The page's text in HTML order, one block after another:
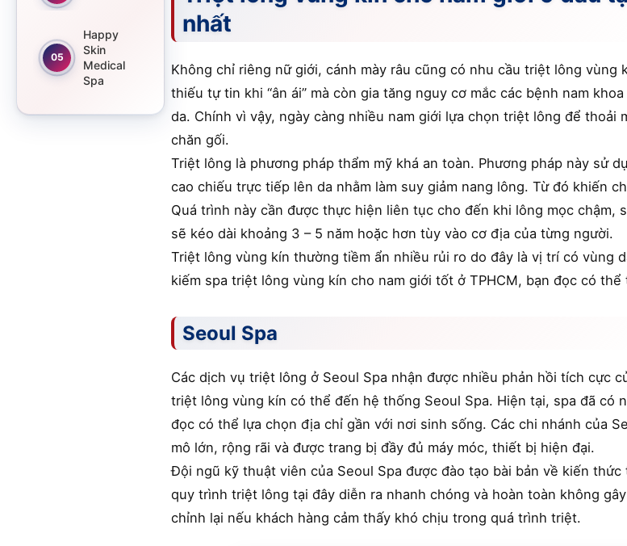
05
Happy
Skin
Medical
Spa
nhất
Không chỉ riêng nữ giới, cánh mày râu cũng có nhu cầu triệt lông vùng
thiếu tự tin khi “ân ái” mà còn gia tăng nguy cơ mắc các bệnh nam
da. Chính vì vậy, ngày càng nhiều nam giới lựa chọn triệt lông để
chăn gối.
Triệt lông là phương pháp thẩm mỹ khá an toàn. Phương pháp này sử
cao chiếu trực tiếp lên da nhằm làm suy giảm nang lông. Từ đó khiến
Quá trình này cần được thực hiện liên tục cho đến khi lông mọc chậm,
sẽ kéo dài khoảng 3 – 5 năm hoặc hơn tùy vào cơ địa của từng người.
Triệt lông vùng kín thường tiềm ẩn nhiều rủi ro do đây là vị trí có vùng
kiếm spa triệt lông vùng kín cho nam giới tốt ở TPHCM, bạn đọc có thể
Seoul Spa
Các dịch vụ triệt lông ở Seoul Spa nhận được nhiều phản hồi tích cực
triệt lông vùng kín có thể đến hệ thống Seoul Spa. Hiện tại, spa đã có
đọc có thể lựa chọn địa chỉ gần với nơi sinh sống. Các chi nhánh của
mô lớn, rộng rãi và được trang bị đầy đủ máy móc, thiết bị hiện đại.
Đội ngũ kỹ thuật viên của Seoul Spa được đào tạo bài bản về kiến
quy trình triệt lông tại đây diễn ra nhanh chóng và hoàn toàn không
chỉnh lại nếu khách hàng cảm thấy khó chịu trong quá trình triệt.